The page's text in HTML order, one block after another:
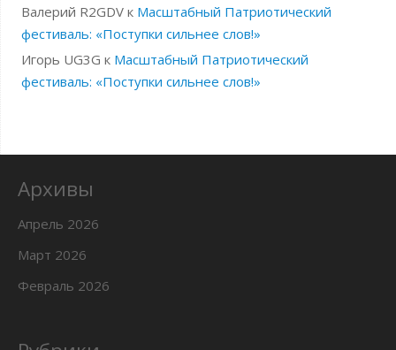
Валерий R2GDVк Масштабный Патриотический
фестиваль: «Поступки сильнее слов!»
Игорь UG3G к Масштабный Патриотический
фестиваль: «Поступки сильнее слов!»
Архивы
Апрель 2026
Март 2026
Февраль 2026